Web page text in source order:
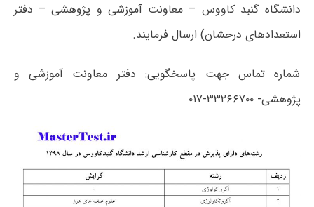
دانشگاه گنبد کاووس – معاونت آموزشی و پژوهشی – دفتر
استعدادهای درخشان) ارسال فرمایند.
شماره تماس جهت پاسخگویی: دفتر معاونت آموزشی و
پژوهشی- ۳۳۲۶۶۷۰۰-۰۱۷